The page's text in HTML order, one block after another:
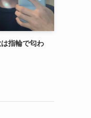
指輪で匂わ